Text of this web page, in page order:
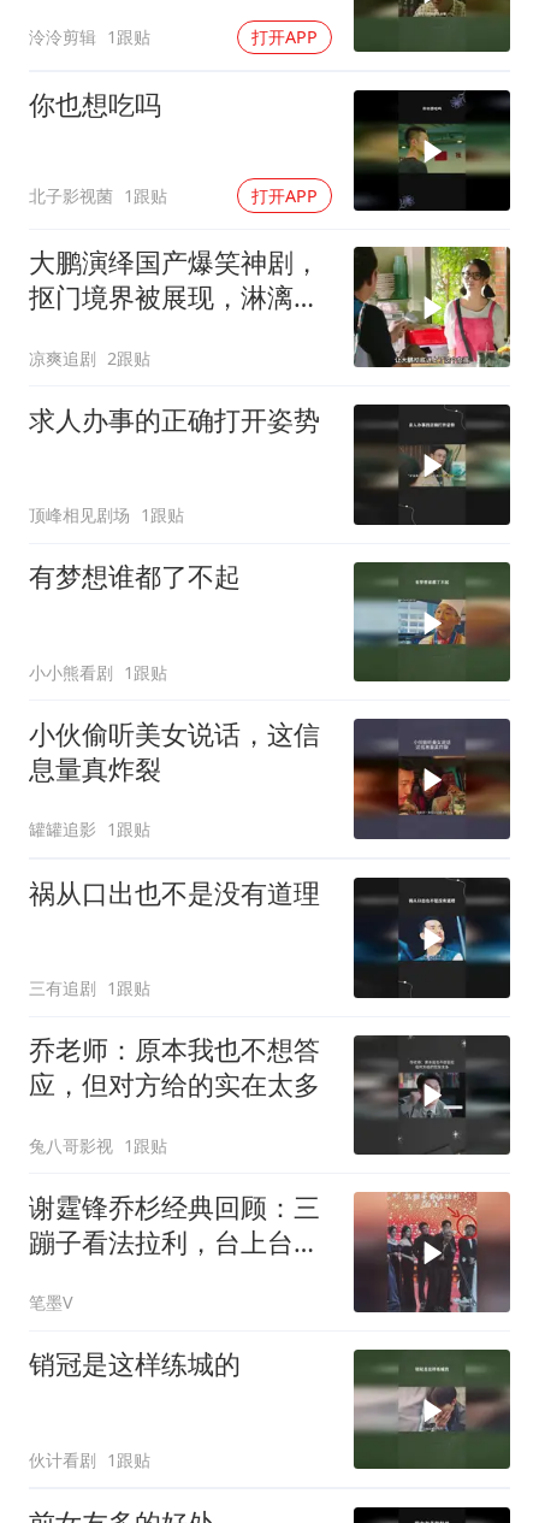
泠泠剪辑 1跟贴 打开APP
你也想吃吗
北子影视菌 1跟贴 打开APP
大鹏演绎国产爆笑神剧，
抠门境界被展现，淋漓尽
凉爽追剧 2跟贴
求人办事的正确打开姿势
顶峰相见剧场 1跟贴
有梦想谁都了不起
小小熊看剧 1跟贴
小伙偷听美女说话，这信
息量真炸裂
罐罐追影 1跟贴
祸从口出也不是没有道理
三有追剧 1跟贴
乔老师：原本我也不想答
应，但对方给的实在太多
兔八哥影视 1跟贴
谢霆锋乔杉经典回顾：三
蹦子看法拉利，台上台下
笔墨V
销冠是这样练城的
伙计看剧 1跟贴